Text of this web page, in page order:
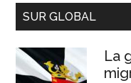
SUR GLOBAL
La